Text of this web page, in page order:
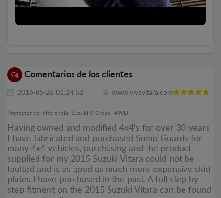
Comentarios de los clientes
2016-05-26 01:24:52 www.vivavitara.com
Protector del diferencial Suzuki S-Cross - 4WD
Having owned and modified 4x4's for over 30 years
I have fabricated and purchased Sump Guards for
many 4x4 vehicles, purchasing and the product
supplied for my 2015 Suzuki Vitara could not be
faulted and is as good as much more expensive skid
plates I have purchased in the past. A full step by
step fitment on the 2015 Suzuki Vitara can be found